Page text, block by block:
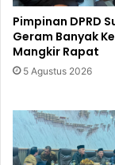
Pimpinan DPRD
Geram Banyak
Mangkir Rapat
5 Agustus 2026